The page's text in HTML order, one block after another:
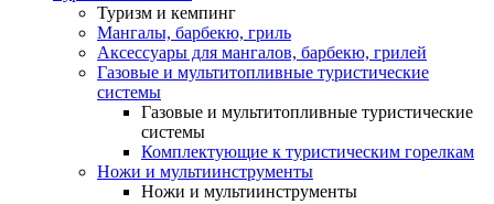
Туризм и кемпинг
Мангалы, барбекю, гриль
Аксессуары для мангалов, барбекю, грилей
Газовые и мультитопливные туристические
системы
Газовые и мультитопливные туристические
системы
Комплектующие к туристическим горелкам
Ножи и мультиинструменты
Ножи и мультиинструменты